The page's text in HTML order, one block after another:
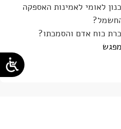
לאומי לאמינות האספקה
כוח אדם והסמכתו?